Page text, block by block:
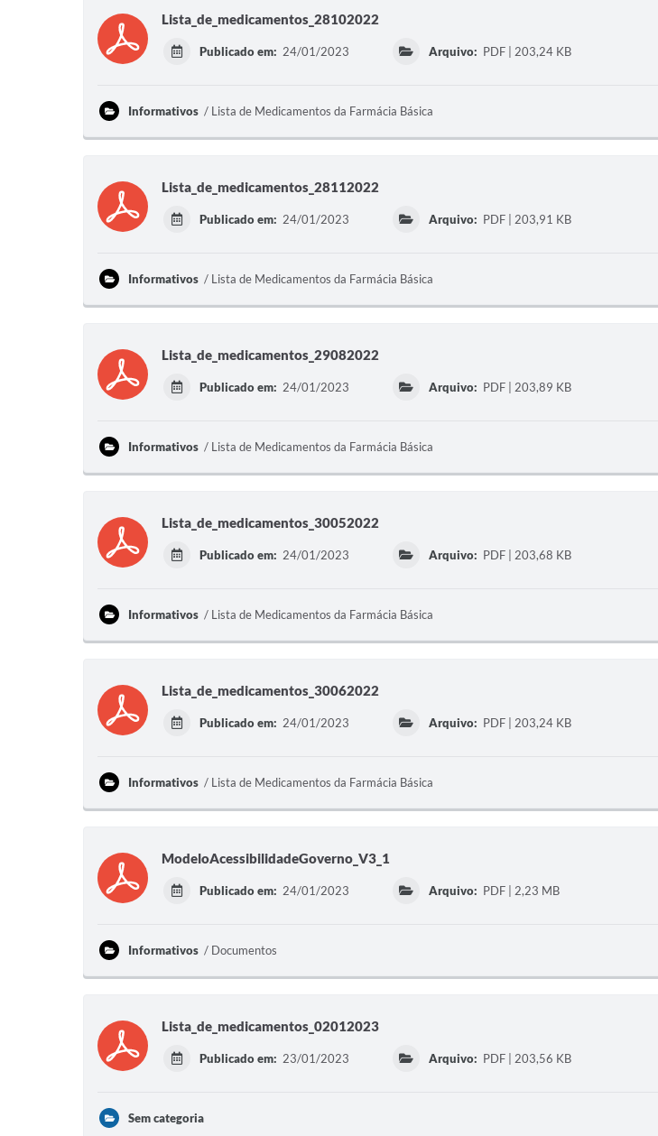
Lista_de_medicamentos_28102022
Publicado em: 24/01/2023 Arquivo: PDF | 203,24 KB
Informativos Lista de Medicamentos da Farmácia Básica
Lista_de_medicamentos_28112022
Publicado em: 24/01/2023 Arquivo: PDF | 203,91 KB
Informativos Lista de Medicamentos da Farmácia Básica
Lista_de_medicamentos_29082022
Publicado em: 24/01/2023 Arquivo: PDF | 203,89 KB
Informativos Lista de Medicamentos da Farmácia Básica
Lista_de_medicamentos_30052022
Publicado em: 24/01/2023 Arquivo: PDF | 203,68 KB
Informativos Lista de Medicamentos da Farmácia Básica
Lista_de_medicamentos_30062022
Publicado em: 24/01/2023 Arquivo: PDF | 203,24 KB
Informativos Lista de Medicamentos da Farmácia Básica
ModeloAcessibilidadeGoverno_V3_1
Publicado em: 24/01/2023 Arquivo: PDF | 2,23 MB
Informativos Documentos
Lista_de_medicamentos_02012023
Publicado em: 23/01/2023 Arquivo: PDF | 203,56 KB
Sem categoria